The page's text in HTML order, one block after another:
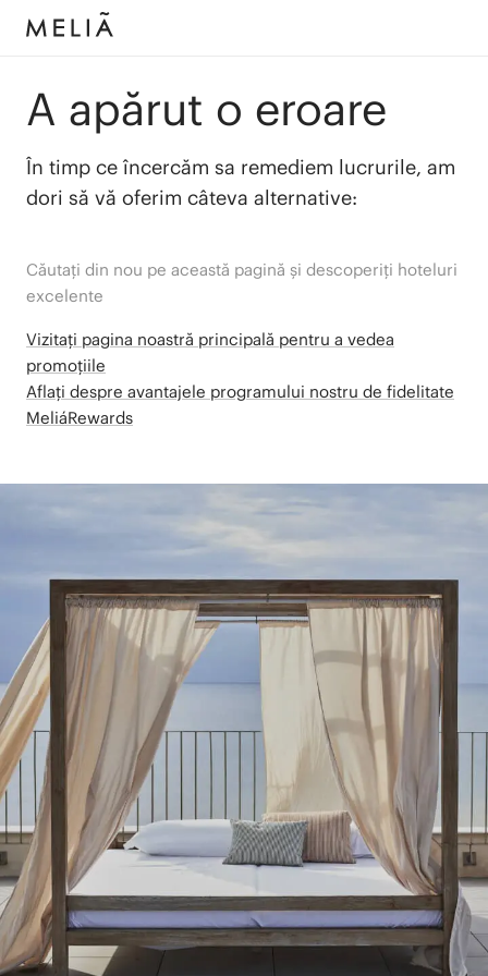
A apărut o eroare
În timp ce încercăm sa remediem lucrurile, am
dori să vă oferim câteva alternative:
Căutați din nou pe această pagină și descoperiți hoteluri
excelente
Vizitați pagina noastră principală pentru a vedea
promoțiile
Aflați despre avantajele programului nostru de fidelitate
MeliáRewards